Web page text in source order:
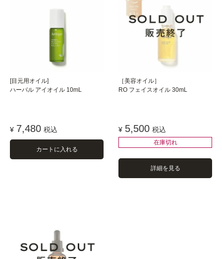
[目元用オイル]
ハーバル アイオイル 10mL
¥ 7,480 税込
カートに入れる
［美容オイル］
RO フェイスオイル 30mL
¥ 5,500 税込
在庫切れ
詳細を見る